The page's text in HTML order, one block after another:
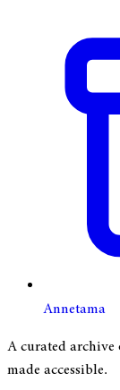
Annetama
A curated archive
made accessible.